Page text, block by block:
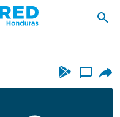
...